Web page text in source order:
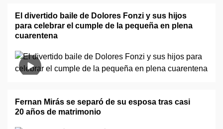
El divertido baile de Dolores Fonzi y sus hijos
para celebrar el cumple de la pequeña en plena
cuarentena
Fernan Mirás se separó de su esposa tras casi
20 años de matrimonio